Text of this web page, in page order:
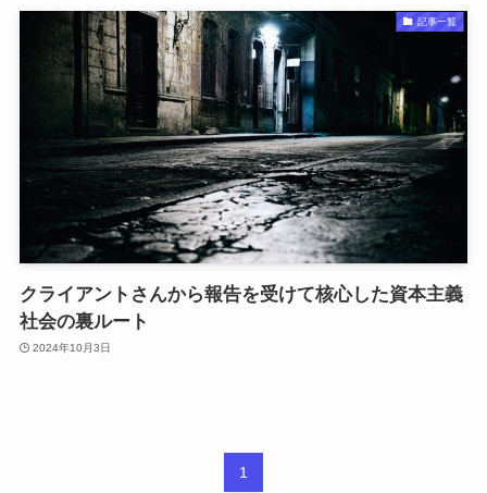
記事一覧
クライアントさんから報告を受けて核心した資本主義
社会の裏ルート
2024年10月3日
1